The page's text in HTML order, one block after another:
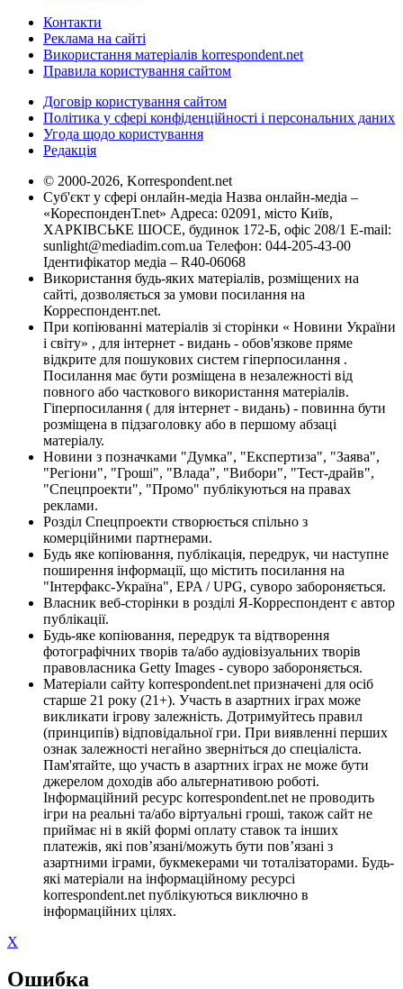
Контакти
Реклама на сайті
Використання матеріалів korrespondent.net
Правила користування сайтом
Договір користування сайтом
Політика у сфері конфіденційності і персональних даних
Угода щодо користування
Редакція
© 2000-2026, Korrespondent.net
Суб'єкт у сфері онлайн-медіа Назва онлайн-медіа –
«КореспонденТ.net» Адреса: 02091, місто Київ,
ХАРКІВСЬКЕ ШОСЕ, будинок 172-Б, офіс 208/1 E-mail:
sunlight@mediadim.com.ua Телефон: 044-205-43-00
Ідентифікатор медіа – R40-06068
Використання будь-яких матеріалів, розміщених на
сайті, дозволяється за умови посилання на
Корреспондент.net.
При копіюванні матеріалів зі сторінки « Новини України
і світу» , для інтернет - видань - обов'язкове пряме
відкрите для пошукових систем гіперпосилання .
Посилання має бути розміщена в незалежності від
повного або часткового використання матеріалів.
Гіперпосилання ( для інтернет - видань) - повинна бути
розміщена в підзаголовку або в першому абзаці
матеріалу.
Новини з позначками "Думка", "Експертиза", "Заява",
"Регіони", "Гроші", "Влада", "Вибори", "Тест-драйв",
"Спецпроекти", "Промо" публікуються на правах
реклами.
Розділ Спецпроекти створюється спільно з
комерційними партнерами.
Будь яке копіювання, публікація, передрук, чи наступне
поширення інформації, що містить посилання на
"Інтерфакс-Україна", EPA / UPG, суворо забороняється.
Власник веб-сторінки в розділі Я-Корреспондент є автор
публікації.
Будь-яке копіювання, передрук та відтворення
фотографічних творів та/або аудіовізуальних творів
правовласника Getty Images - суворо забороняється.
Матеріали сайту korrespondent.net призначені для осіб
старше 21 року (21+). Участь в азартних іграх може
викликати ігрову залежність. Дотримуйтесь правил
(принципів) відповідальної гри. При виявленні перших
ознак залежності негайно зверніться до спеціаліста.
Пам'ятайте, що участь в азартних іграх не може бути
джерелом доходів або альтернативою роботі.
Інформаційний ресурс korrespondent.net не проводить
ігри на реальні та/або віртуальні гроші, також сайт не
приймає ні в якій формі оплату ставок та інших
платежів, які пов’язані/можуть бути пов’язані з
азартними іграми, букмекерами чи тоталізаторами. Будь-
які матеріали на інформаційному ресурсі
korrespondent.net публікуються виключно в
інформаційних цілях.
X
Ошибка